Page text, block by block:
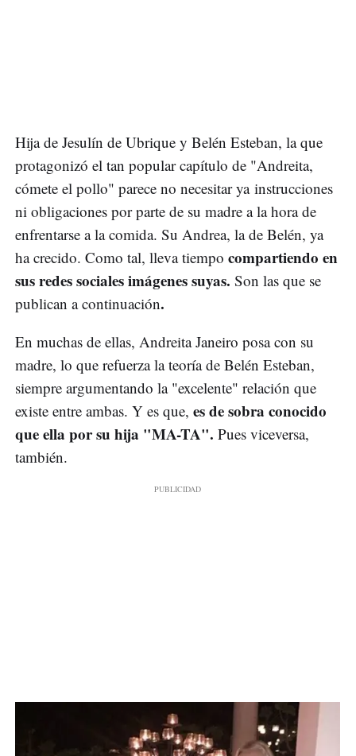
Hija de Jesulín de Ubrique y Belén Esteban, la que
protagonizó el tan popular capítulo de "Andreita,
cómete el pollo" parece no necesitar ya instrucciones
ni obligaciones por parte de su madre a la hora de
enfrentarse a la comida. Su Andrea, la de Belén, ya
ha crecido. Como tal, lleva tiempo compartiendo en
sus redes sociales imágenes suyas. Son las que se
publican a continuación.
En muchas de ellas, Andreita Janeiro posa con su
madre, lo que refuerza la teoría de Belén Esteban,
siempre argumentando la "excelente" relación que
existe entre ambas. Y es que, es de sobra conocido
que ella por su hija "MA-TA". Pues viceversa,
también.